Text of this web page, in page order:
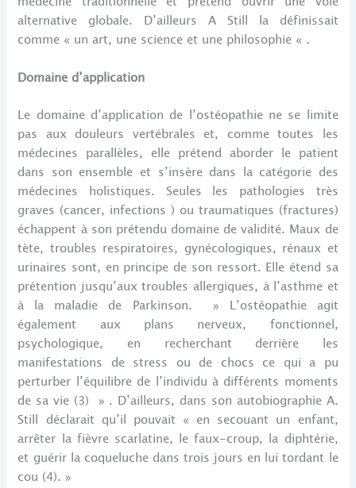
alternative globale. D’ailleurs A Still la définissait
comme « un art, une science et une philosophie « .
Domaine d’application
Le domaine d’application de l’ostéopathie ne se limite
pas aux douleurs vertébrales et, comme toutes les
médecines parallèles, elle prétend aborder le patient
dans son ensemble et s’insère dans la catégorie des
médecines holistiques. Seules les pathologies très
graves (cancer, infections ) ou traumatiques (fractures)
échappent à son prétendu domaine de validité. Maux de
tète, troubles respiratoires, gynécologiques, rénaux et
urinaires sont, en principe de son ressort. Elle étend sa
prétention jusqu’aux troubles allergiques, à l’asthme et
à la maladie de Parkinson. » L’ostéopathie agit
également aux plans nerveux, fonctionnel,
psychologique, en recherchant derrière les
manifestations de stress ou de chocs ce qui a pu
perturber l’équilibre de l’individu à différents moments
de sa vie (3) » . D’ailleurs, dans son autobiographie A.
Still déclarait qu’il pouvait « en secouant un enfant,
arrêter la fièvre scarlatine, le faux-croup, la diphtérie,
et guérir la coqueluche dans trois jours en lui tordant le
cou (4). »